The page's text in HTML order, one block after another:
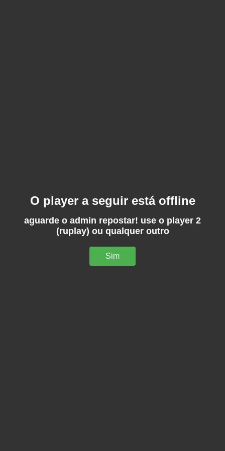
O player a seguir está offline
aguarde o admin repostar! use o player 2
(ruplay) ou qualquer outro
Sim